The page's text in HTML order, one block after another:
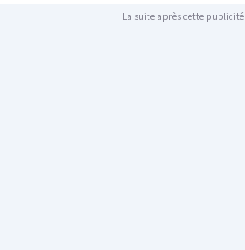
La suite après cette publicité